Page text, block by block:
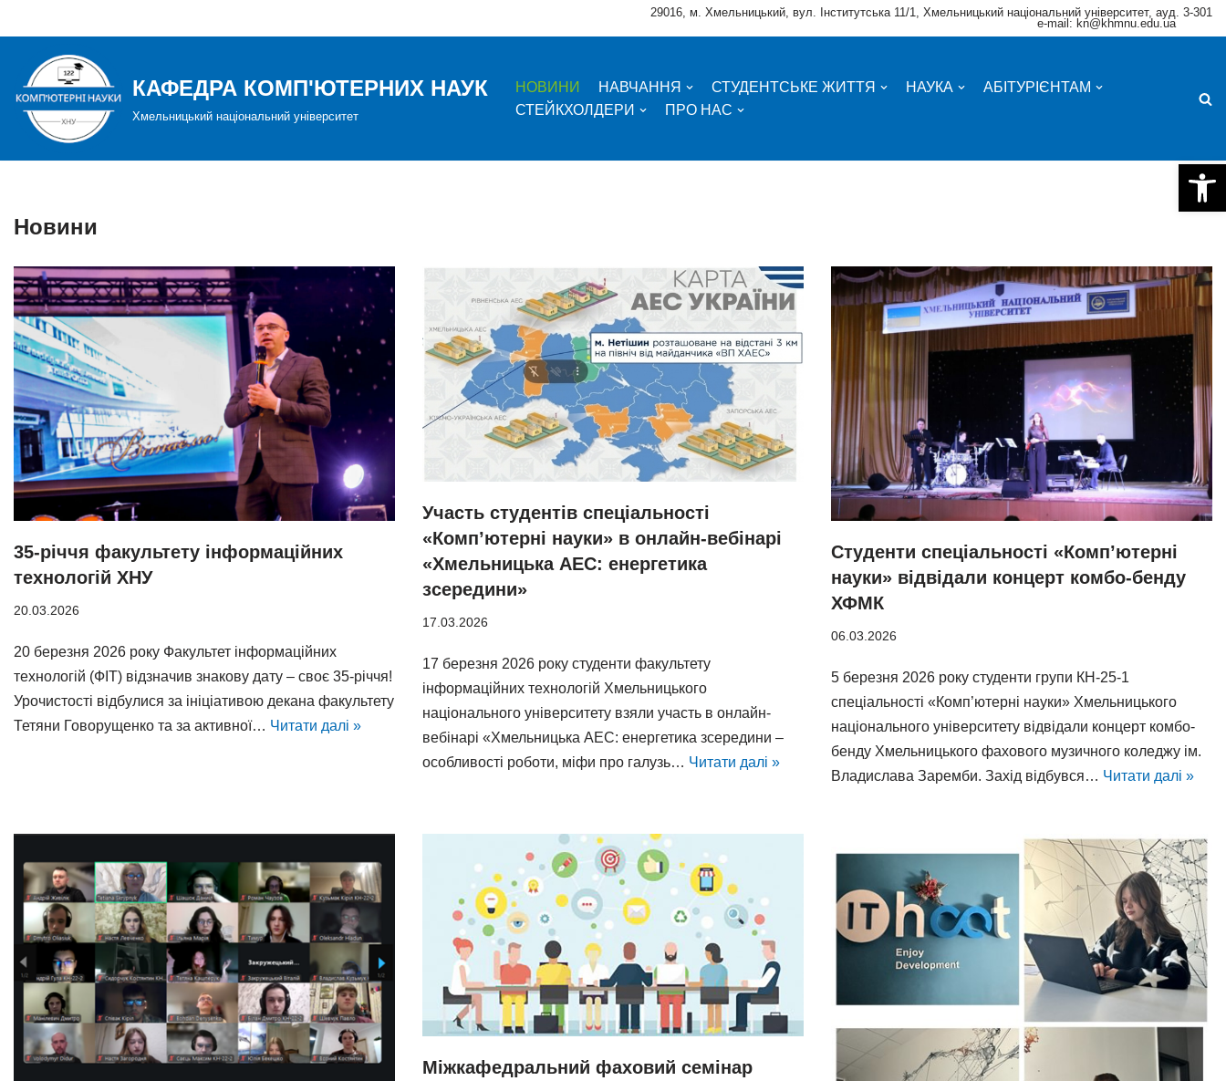
до
вмісту
29016, м. Хмельницький, вул. Інститутська 11/1, Хмельницький національний університет, ауд. 3-301
e-mail: kn@khmnu.edu.ua
КАФЕДРА КОМП'ЮТЕРНИХ НАУК
Хмельницький національний університет
НОВИНИ НАВЧАННЯ СТУДЕНТСЬКЕ ЖИТТЯ НАУКА
АБІТУРІЄНТАМ
СТЕЙКХОЛДЕРИ
ПРО НАС
Новини
35-річчя факультету інформаційних
технологій ХНУ
20.03.2026
20 березня 2026 року Факультет інформаційних
технологій (ФІТ) відзначив знакову дату – своє 35-річчя!
Урочистості відбулися за ініціативою декана факультету
Тетяни Говорущенко та за активної… Читати далі »
Участь студентів спеціальності
«Комп’ютерні науки» в онлайн-вебінарі
«Хмельницька АЕС: енергетика
зсередини»
17.03.2026
17 березня 2026 року студенти факультету
інформаційних технологій Хмельницького
національного університету взяли участь в онлайн-
вебінарі «Хмельницька АЕС: енергетика зсередини –
особливості роботи, міфи про галузь… Читати далі »
Студенти спеціальності «Комп’ютерні
науки» відвідали концерт комбо-бенду
ХФМК
06.03.2026
5 березня 2026 року студенти групи КН-25-1
спеціальності «Комп’ютерні науки» Хмельницького
національного університету відвідали концерт комбо-
бенду Хмельницького фахового музичного коледжу ім.
Владислава Заремби. Захід відбувся… Читати далі »
Міжкафедральний фаховий семінар